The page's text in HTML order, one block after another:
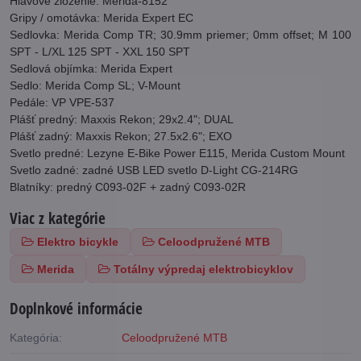
Gripy / omotávka: Merida Expert EC
Sedlovka: Merida Comp TR; 30.9mm priemer; 0mm offset; M 100
SPT - L/XL 125 SPT - XXL 150 SPT
Sedlová objímka: Merida Expert
Sedlo: Merida Comp SL; V-Mount
Pedále: VP VPE-537
Plášť predný: Maxxis Rekon; 29x2.4"; DUAL
Plášť zadný: Maxxis Rekon; 27.5x2.6"; EXO
Svetlo predné: Lezyne E-Bike Power E115, Merida Custom Mount
Svetlo zadné: zadné USB LED svetlo D-Light CG-214RG
Blatníky: predný C093-02F + zadný C093-02R
Viac z kategórie
Elektro bicykle Celoodpružené MTB
Merida Totálny výpredaj elektrobicyklov
Doplnkové informácie
Kategória: Celoodpružené MTB